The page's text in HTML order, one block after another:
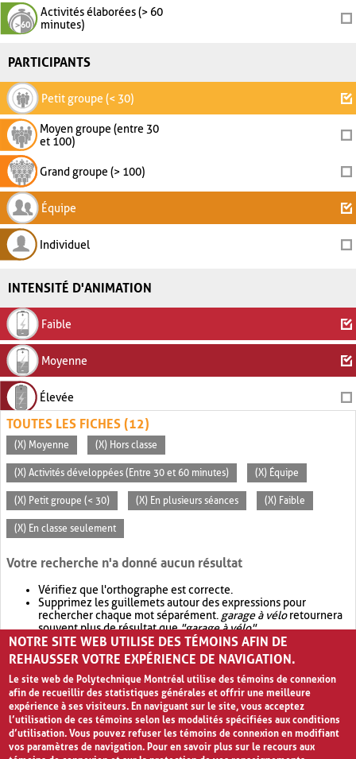
Activités élaborées (> 60
minutes)
PARTICIPANTS
Petit groupe (< 30)
Moyen groupe (entre 30
et 100)
Grand groupe (> 100)
Équipe
Individuel
INTENSITÉ D'ANIMATION
Faible
Moyenne
Élevée
TOUTES LES FICHES (12)
(X) Moyenne (X) Hors classe
(X) Activités développées (Entre 30 et 60 minutes) (X) Équipe
(X) Petit groupe (< 30) (X) En plusieurs séances (X) Faible
(X) En classe seulement
Votre recherche n'a donné aucun résultat
Vérifiez que l'orthographe est correcte.
Supprimez les guillemets autour des expressions pour
rechercher chaque mot séparément. garage à véloretournera
souvent plus de résultat que"garage à vélo".
Envisagez d'élargir votre recherche avec OR.garage OR vélo
retournera souvent plus de résultat quegarage à vélo
NOTRE SITE WEB UTILISE DES TÉMOINS AFIN DE
REHAUSSER VOTRE EXPÉRIENCE DE NAVIGATION.
Le site web de Polytechnique Montréal utilise des témoins de connexion
afin de recueillir des statistiques générales et offrir une meilleure
expérience à ses visiteurs. En naviguant sur le site, vous acceptez
l’utilisation de ces témoins selon les modalités spécifiées aux conditions
d’utilisation. Vous pouvez refuser les témoins de connexion en modifiant
vos paramètres de navigation. Pour en savoir plus sur le recours aux